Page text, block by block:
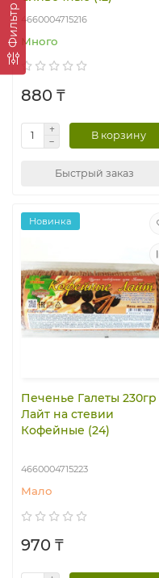
Фильтр 4660004715216
Много
880 ₸
В корзину
Быстрый заказ
Новинка
Печенье Галеты 230гр
Лайт на стевии
Кофейные (24)
4660004715223
Мало
970 ₸